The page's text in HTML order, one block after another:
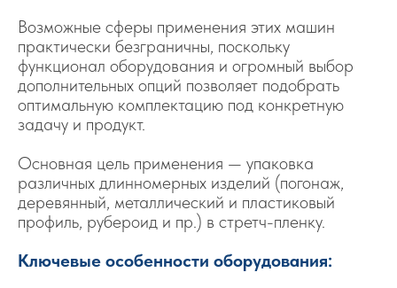
Возможные сферы применения этих машин
практически безграничны, поскольку
функционал оборудования и огромный выбор
дополнительных опций позволяет подобрать
оптимальную комплектацию под конкретную
задачу и продукт.
Основная цель применения — упаковка
различных длинномерных изделий (погонаж,
деревянный, металлический и пластиковый
профиль, рубероид и пр.) в стретч-пленку.
Ключевые особенности оборудования: